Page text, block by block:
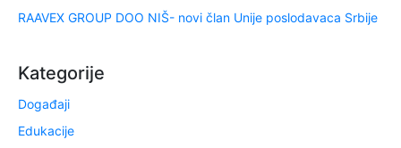
RAAVEX GROUP DOO NIŠ- novi član Unije poslodavaca Srbije
Kategorije
Događaji
Edukacije